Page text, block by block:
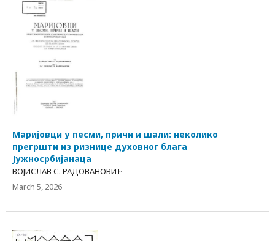
Маријовци у песми, причи и шали: неколико
прегршти из ризнице духовног блага
Јужносрбијанаца
ВОЈИСЛАВ С. РАДОВАНОВИЋ
March 5, 2026